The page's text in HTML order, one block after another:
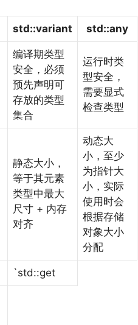
std::variant std::any
编译期类型
安全，必须
预先声明可
存放的类型
集合
运行时类
型安全，
需要显式
检查类型
静态大小，
等于其元素
类型中最大
尺寸 + 内存
对齐
动态大
小，至少
为指针大
小，实际
使用时会
根据存储
对象大小
分配
`std::get